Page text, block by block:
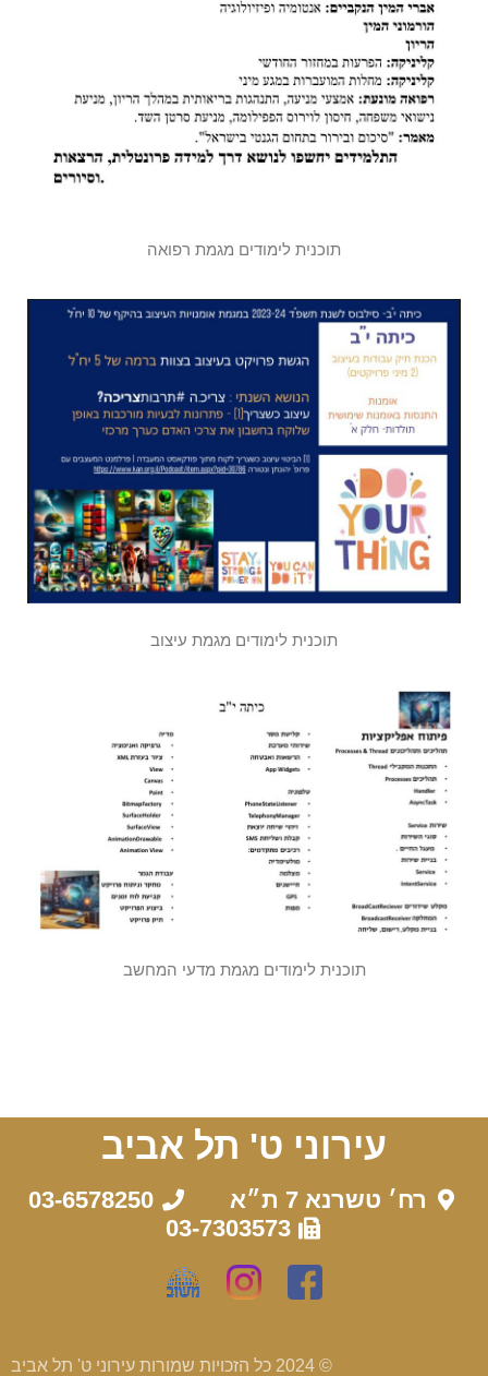
תוכנית לימודים מגמת רפואה
תוכנית לימודים מגמת עיצוב
תוכנית לימודים מגמת מדעי המחשב
עירוני ט' תל אביב
רח׳ טשרנא 7 ת״א
03-6578250
03-7303573
© 2024 כל הזכויות שמורות עירוני ט' תל אביב